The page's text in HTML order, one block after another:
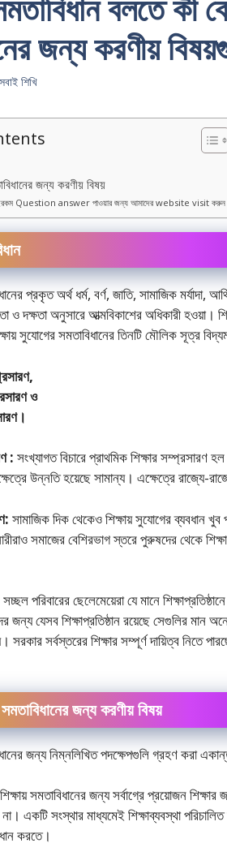
জন্য করণীয়
সবাই শিখি
জন্য করণীয় বিষয়
Question answer পাওয়ার জন্য আমাদের website visit করুন
প্রকৃত অর্থ ধর্ম, বর্ণ, জাতি, সামাজিক মর্যাদা,
ও দক্ষতা অনুসারে আত্মবিকাশের অধিকারী হওয়া।
সুযােগের সমতাবিধানের তিনটি মৌলিক সূত্র
ও
: সংখ্যাগত বিচারে প্রাথমিক শিক্ষার সম্প্রসারণ
উন্নতি হয়েছে সামান্য। এক্ষেত্রে রাজ্যে-
সামাজিক দিক থেকেও শিক্ষায় সুযােগের ব্যবধান
সমাজের বেশিরভাগ স্তরে পুরুষদের থেকে
সচ্ছল পরিবারের ছেলেমেয়েরা যে মানে
জন্য যেসব শিক্ষাপ্রতিষ্ঠান রয়েছে সেগুলির মান
সরকার সর্বস্তরের শিক্ষার সম্পূর্ণ দায়িত্ব নিতে
সমতাবিধানের জন্য করণীয় বিষয়
জন্য নিম্নলিখিত পদক্ষেপগুলি গ্রহণ করা
শিক্ষায় সমতাবিধানের জন্য সর্বাগ্রে প্রয়ােজন
একটি সংস্থার মাধ্যমেই শিক্ষাব্যবস্থা পরিচালিত
করতে।